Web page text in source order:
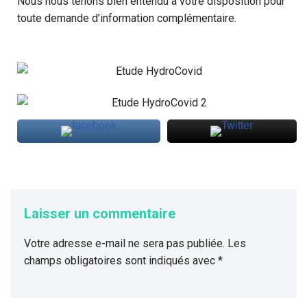
toute demande d’information complémentaire.
Laisser un commentaire
Votre adresse e-mail ne sera pas publiée. Les
champs obligatoires sont indiqués avec *